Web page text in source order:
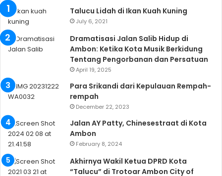
Talucu Lidah di Ikan Kuah Kuning
July 6, 2021
Dramatisasi Jalan Salib Hidup di
Ambon: Ketika Kota Musik Berkidung
Tentang Pengorbanan dan Persatuan
April 19, 2025
Para Srikandi dari Kepulauan Rempah-
rempah
December 22, 2023
Jalan AY Patty, Chinesestraat di Kota
Ambon
February 8, 2024
Akhirnya Wakil Ketua DPRD Kota
“Talucu” di Trotoar Ambon City of